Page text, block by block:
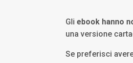
Gliebook hanno
una versione
Se preferisci